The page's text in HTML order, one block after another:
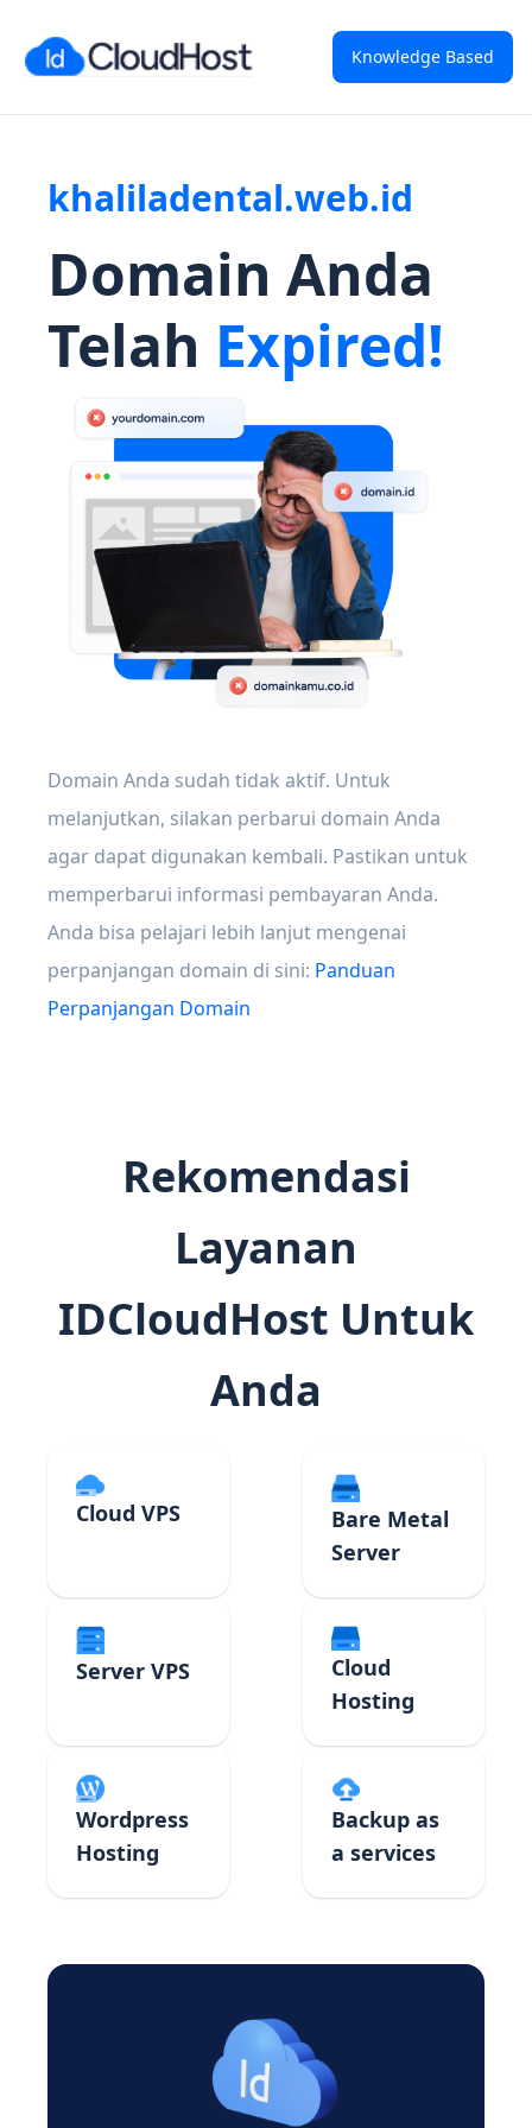
Knowledge Based
khaliladental.web.id
Domain Anda
Telah Expired!
Domain Anda sudah tidak aktif. Untuk
melanjutkan, silakan perbarui domain Anda
agar dapat digunakan kembali. Pastikan untuk
memperbarui informasi pembayaran Anda.
Anda bisa pelajari lebih lanjut mengenai
perpanjangan domain di sini: Panduan
Perpanjangan Domain
Rekomendasi
Layanan
IDCloudHost Untuk
Anda
Cloud VPS
Bare Metal
Server
Server VPS
Cloud
Hosting
Wordpress
Hosting
Backup as
a services